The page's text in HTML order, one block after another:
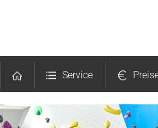
Service
Fotos